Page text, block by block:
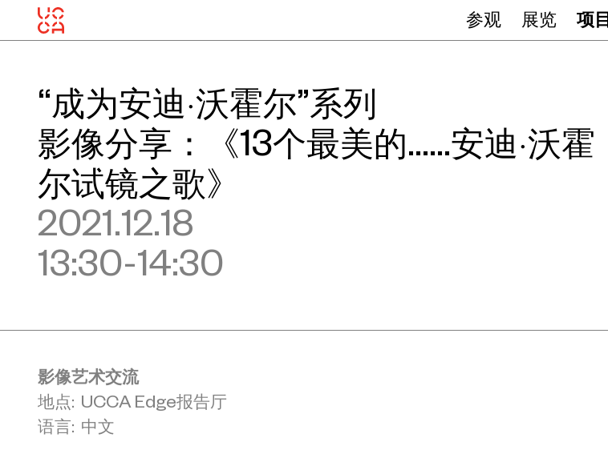
参观 展览 项目
“成为安迪·沃霍尔”系列
影像分享：《13个最美的……安迪·沃霍
尔试镜之歌》
2021.12.18
13:30-14:30
影像艺术交流
地点: UCCA Edge报告厅
语言: 中文